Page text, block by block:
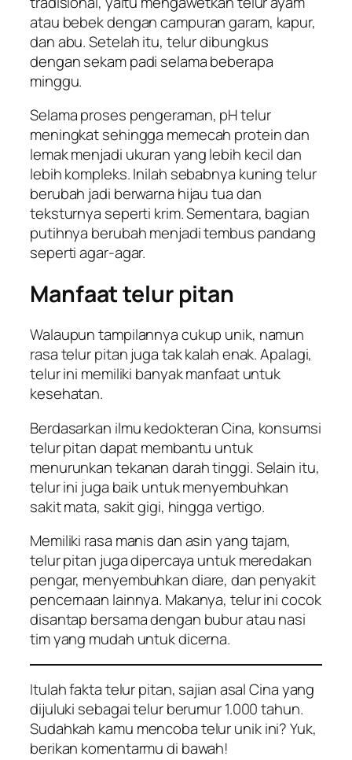
atau bebek dengan campuran garam, kapur,
dan abu. Setelah itu, telur dibungkus
dengan sekam padi selama beberapa
minggu.
Selama proses pengeraman, pH telur
meningkat sehingga memecah protein dan
lemak menjadi ukuran yang lebih kecil dan
lebih kompleks. Inilah sebabnya kuning telur
berubah jadi berwarna hijau tua dan
teksturnya seperti krim. Sementara, bagian
putihnya berubah menjadi tembus pandang
seperti agar-agar.
Manfaat telur pitan
Walaupun tampilannya cukup unik, namun
rasa telur pitan juga tak kalah enak. Apalagi,
telur ini memiliki banyak manfaat untuk
kesehatan.
Berdasarkan ilmu kedokteran Cina, konsumsi
telur pitan dapat membantu untuk
menurunkan tekanan darah tinggi. Selain itu,
telur ini juga baik untuk menyembuhkan
sakit mata, sakit gigi, hingga vertigo.
Memiliki rasa manis dan asin yang tajam,
telur pitan juga dipercaya untuk meredakan
pengar, menyembuhkan diare, dan penyakit
pencernaan lainnya. Makanya, telur ini cocok
disantap bersama dengan bubur atau nasi
tim yang mudah untuk dicerna.
Itulah fakta telur pitan, sajian asal Cina yang
dijuluki sebagai telur berumur 1.000 tahun.
Sudahkah kamu mencoba telur unik ini? Yuk,
berikan komentarmu di bawah!